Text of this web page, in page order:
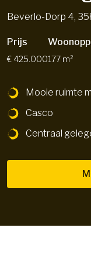
Beverlo-Dorp 4,
Prijs
€ 425.000177 m²
Mooie ruimte
Casco
Centraal